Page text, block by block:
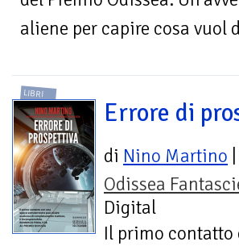
aliene per capire cosa vuol
LIBRI
Errore di
di Nino Martino
Odissea
Digital
Il primo contatto